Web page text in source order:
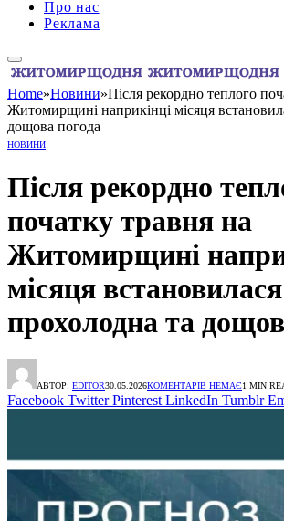
Про нас
Реклама
Home»Новини»Після рекордно теплого
Житомирщині наприкінці місяця
дощова погода
НОВИНИ
Після рекордно
початку травня на
Житомирщині
місяця встановилася
прохолодна та
АВТОР: EDITOR30.05.2026КОМЕНТАРІВ НЕМАЄ1 MIN
Facebook Twitter Pinterest LinkedIn Tumblr